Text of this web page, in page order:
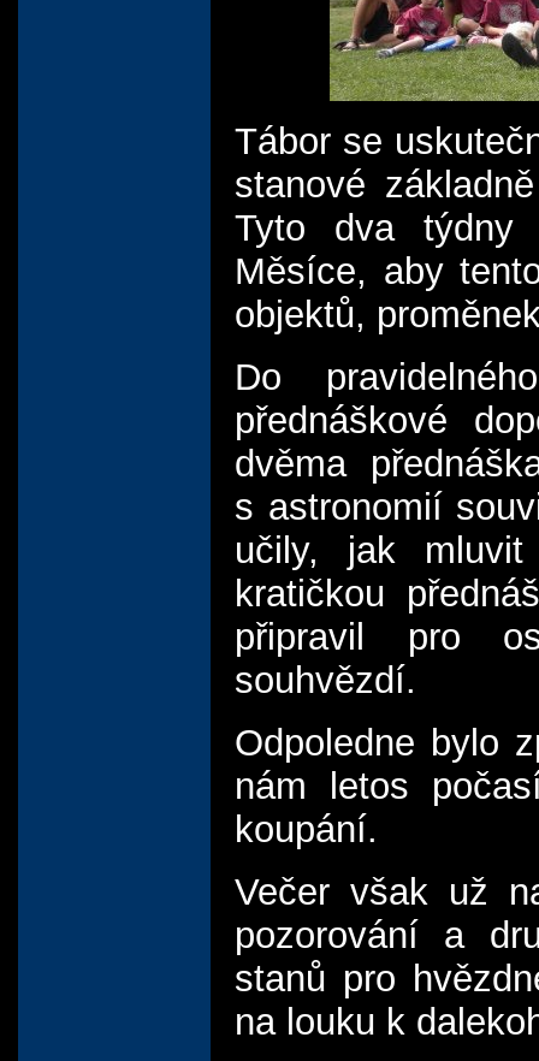
Tábor se
stanové
Tyto dva týdny
Měsíce, aby
objektů,
Do
přednáškové
dvěma
s astronomií
učily, jak
kratičkou
připravil pro
souhvězdí.
Odpoledne bylo
nám letos
koupání.
Večer však už
pozorování a
stanů pro
na louku k